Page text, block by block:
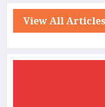
View All Articles